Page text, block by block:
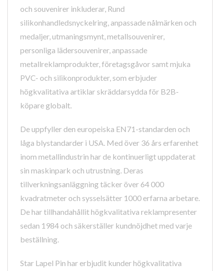
och souvenirer inkluderar, Rund
silikonhandledsnyckelring, anpassade nålmärken och
medaljer, utmaningsmynt, metallsouvenirer,
personliga lädersouvenirer, anpassade
metallreklamprodukter, företagsgåvor samt mjuka
PVC- och silikonprodukter, som erbjuder
högkvalitativa artiklar skräddarsydda för B2B-
köpare globalt.
De uppfyller den europeiska EN71-standarden och
låga blystandarder i USA. Med över 36 års erfarenhet
inom metallindustrin har de kontinuerligt uppdaterat
sin maskinpark och utrustning. Deras
tillverkningsanläggning täcker över 64 000
kvadratmeter och sysselsätter 1000 erfarna arbetare.
De har tillhandahållit högkvalitativa reklampresenter
sedan 1984 och säkerställer kundnöjdhet med varje
beställning.
Star Lapel Pin har erbjudit kunder högkvalitativa